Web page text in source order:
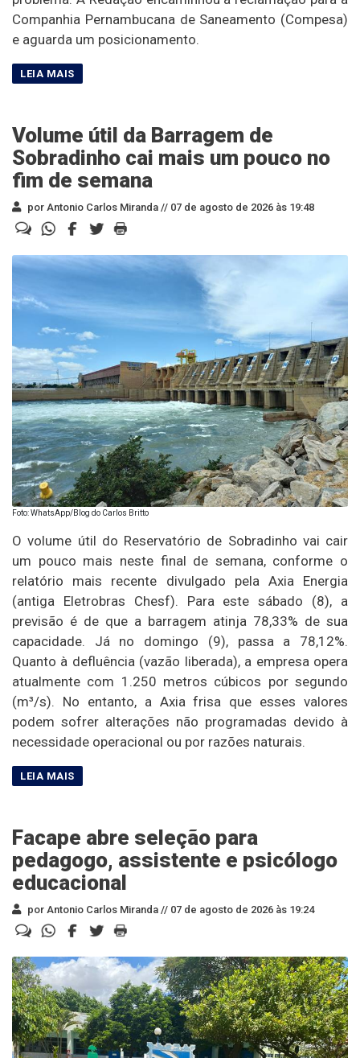
Companhia Pernambucana de Saneamento (Compesa)
e aguarda um posicionamento.
Volume útil da Barragem de
Sobradinho cai mais um pouco no
fim de semana
por Antonio Carlos Miranda // 07 de agosto de 2026 às 19:48
Foto: WhatsApp/Blog do Carlos Britto
O volume útil do Reservatório de Sobradinho vai cair
um pouco mais neste final de semana, conforme o
relatório mais recente divulgado pela Axia Energia
(antiga Eletrobras Chesf). Para este sábado (8), a
previsão é de que a barragem atinja 78,33% de sua
capacidade. Já no domingo (9), passa a 78,12%.
Quanto à defluência (vazão liberada), a empresa opera
atualmente com 1.250 metros cúbicos por segundo
(m³/s). No entanto, a Axia frisa que esses valores
podem sofrer alterações não programadas devido à
necessidade operacional ou por razões naturais.
Facape abre seleção para
pedagogo, assistente e psicólogo
educacional
por Antonio Carlos Miranda // 07 de agosto de 2026 às 19:24